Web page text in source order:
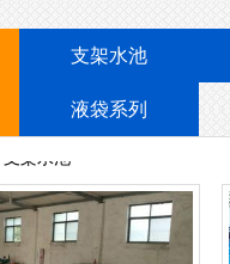
支架水池
液袋系列